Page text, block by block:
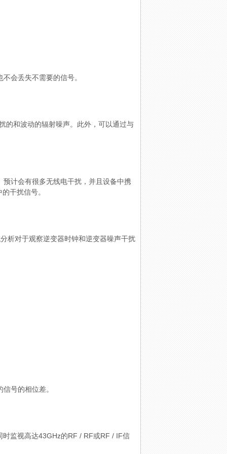
会丢失不需要的信号。
的和波动的辐射噪声。此外，可以通过与
计会有很多无线电干扰，并且设备中携
干扰信号。
析对于观察逆变器时钟和逆变器噪声干扰
号的相位差。
监视高达43GHz的RF / RF或RF / IF信